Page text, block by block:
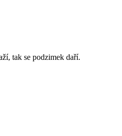
tak se podzimek daří.